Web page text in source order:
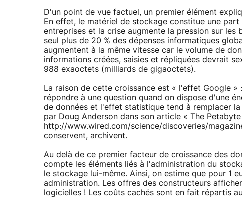
D'un point de vue factuel, un premier élément
En effet, le matériel de stockage constitue une
entreprises et la crise augmente la pression sur
seul plus de 20 % des dépenses informatiques
augmentent à la même vitesse car le volume de
informations créées, saisies et répliquées devrait
988 exaoctets (milliards de gigaoctets).
La raison de cette croissance est « l'effet Google
répondre à une question quand on dispose d'une
de données et l'effet statistique tend à remplacer
par Doug Anderson dans son article « The
http://www.wired.com/science/discoveries/
conservent, archivent.
Au delà de ce premier facteur de croissance des
compte les éléments liés à l'administration du
le stockage lui-même. Ainsi, on estime que pour 1
administration. Les offres des constructeurs
logicielles ! Les coûts cachés sont en fait répartis